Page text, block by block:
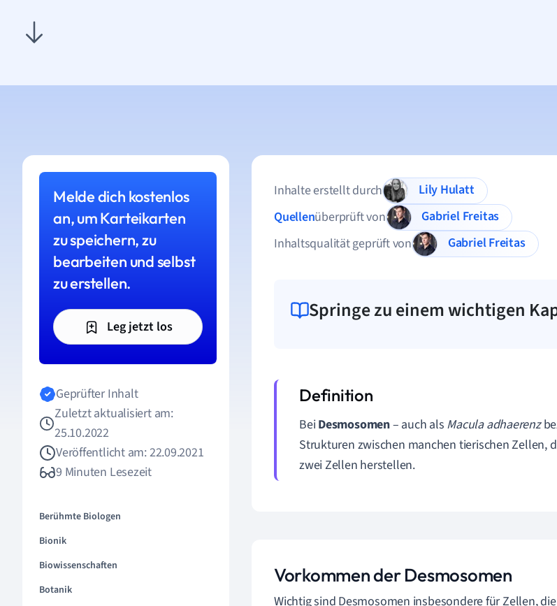
Melde dich kostenlos
an, um Karteikarten
zu speichern, zu
bearbeiten und selbst
zu erstellen.
Leg jetzt los
Geprüfter Inhalt
Zuletzt aktualisiert am:
25.10.2022
Veröffentlicht am: 22.09.2021
9 Minuten Lesezeit
Berühmte Biologen
Bionik
Biowissenschaften
Botanik
Inhalte erstellt durch
Lily Hulatt
Quellenüberprüft von
Gabriel Freitas
Inhaltsqualität geprüft von
Gabriel Freitas
Springe zu einem wichtigen
BeiDesmosomen– auch als Macula adhaerenz
Strukturen zwischen manchen tierischen Zellen,
zwei Zellen herstellen.
Vorkommen der Desmosomen
Wichtig sind Desmosomen insbesondere für Zellen,